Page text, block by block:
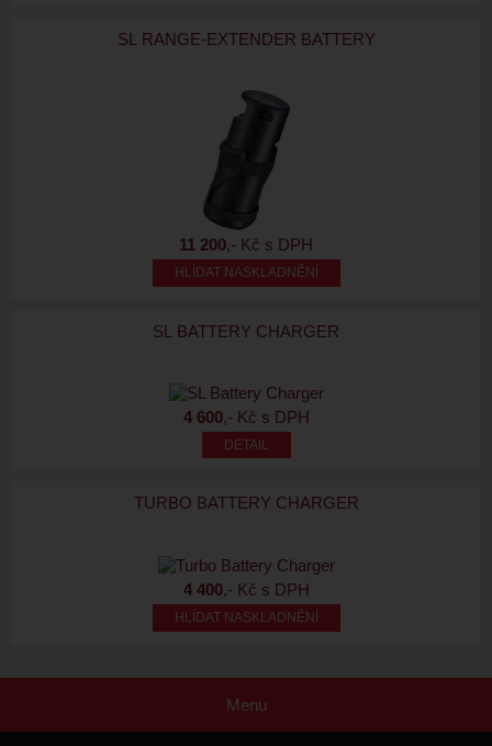
SL RANGE-EXTENDER BATTERY
11 200,- Kč s DPH
HLÍDAT NASKLADNĚNÍ
SL BATTERY CHARGER
4 600,- Kč s DPH
TURBO BATTERY CHARGER
4 400,- Kč s DPH
HLÍDAT NASKLADNĚNÍ
Menu